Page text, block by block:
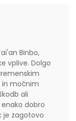
Binbo,
vplive. Dolgo
in močnim
ali
dobro
je zagotovo